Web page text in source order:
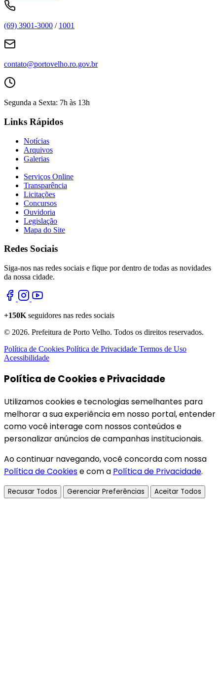
(69) 3901-3000 / 1001
contato@portovelho.ro.gov.br
Segunda a Sexta: 7h às 13h
Links Rápidos
Notícias
Arquivos
Galerias
Serviços Online
Transparência
Licitações
Concursos
Ouvidoria
Legislação
Mapa do Site
Redes Sociais
Siga-nos nas redes sociais e fique por dentro de todas as novidades
da nossa cidade.
+150K seguidores nas redes sociais
© 2026. Prefeitura de Porto Velho. Todos os direitos reservados.
Política de Cookies Política de Privacidade Termos de Uso
Acessibilidade
Política de Cookies e Privacidade
Utilizamos cookies e tecnologias semelhantes para
melhorar a sua experiência em nosso portal, entender
como você interage com nossos conteúdos e
personalizar anúncios de campanhas institucionais.
Ao continuar navegando, você concorda com nossa
Política de Cookiese com a Política de Privacidade.
Recusar Todos Gerenciar Preferências Aceitar Todos